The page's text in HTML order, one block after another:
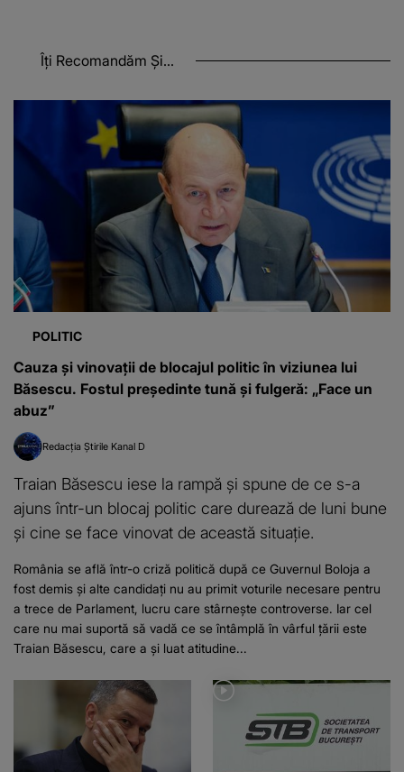
Îți Recomandăm Și...
POLITIC
Cauza și vinovații de blocajul politic în viziunea lui
Băsescu. Fostul președinte tună și fulgeră: „Face un
abuz”
Redacția Știrile Kanal D
Traian Băsescu iese la rampă și spune de ce s-a
ajuns într-un blocaj politic care durează de luni bune
și cine se face vinovat de această situație.
România se află într-o criză politică după ce Guvernul Boloja a
fost demis și alte candidați nu au primit voturile necesare pentru
a trece de Parlament, lucru care stârnește controverse. Iar cel
care nu mai suportă să vadă ce se întâmplă în vârful țării este
Traian Băsescu, care a și luat atitudine...